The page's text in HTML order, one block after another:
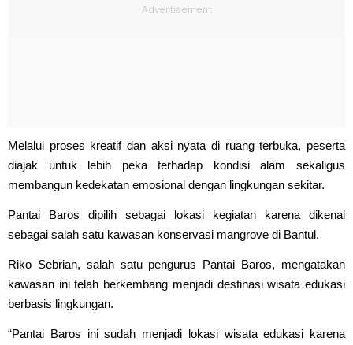
Melalui proses kreatif dan aksi nyata di ruang terbuka, peserta
diajak untuk lebih peka terhadap kondisi alam sekaligus
membangun kedekatan emosional dengan lingkungan sekitar.
Pantai Baros dipilih sebagai lokasi kegiatan karena dikenal
sebagai salah satu kawasan konservasi mangrove di Bantul.
Riko Sebrian, salah satu pengurus Pantai Baros, mengatakan
kawasan ini telah berkembang menjadi destinasi wisata edukasi
berbasis lingkungan.
“Pantai Baros ini sudah menjadi lokasi wisata edukasi karena